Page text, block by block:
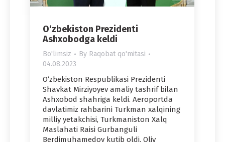
O‘zbekiston Prezidenti
Ashxobodga keldi
Bo'limsiz By Raqobat qo'mitasi
04.08.2023
O‘zbekiston Respublikasi Prezidenti
Shavkat Mirziyoyev amaliy tashrif bilan
Ashxobod shahriga keldi. Aeroportda
davlatimiz rahbarini Turkman xalqining
milliy yetakchisi, Turkmaniston Xalq
Maslahati Raisi Gurbanguli
Berdimuhamedov kutib oldi. Oliy